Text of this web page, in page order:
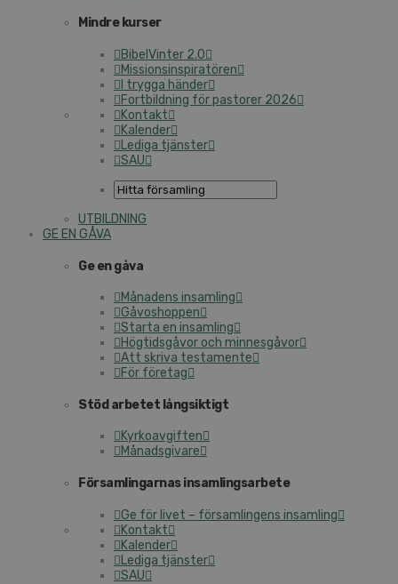
Mindre kurser
BibelVinter 2.0
Missionsinspiratören
I trygga händer
Fortbildning för pastorer 2026
Kontakt
Kalender
Lediga tjänster
SAU
UTBILDNING
GE EN GÅVA
Ge en gåva
Månadens insamling
Gåvoshoppen
Starta en insamling
Högtidsgåvor och minnesgåvor
Att skriva testamente
För företag
Stöd arbetet långsiktigt
Kyrkoavgiften
Månadsgivare
Församlingarnas insamlingsarbete
Ge för livet – församlingens insamling
Kontakt
Kalender
Lediga tjänster
SAU